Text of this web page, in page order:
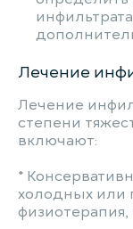
Лечение
Лечение
степени
включают:
*
холодных или
физиотерапия,